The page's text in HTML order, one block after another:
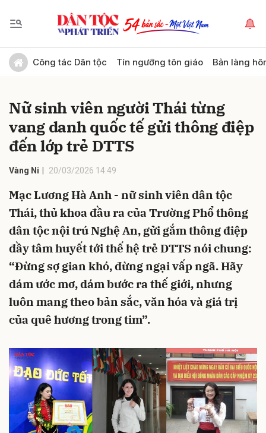
Công tác Dân tộc Tín ngưỡng tôn giáo Bản làng
Nữ sinh viên người Thái từng
vang danh quốc tế gửi thông điệp
đến lớp trẻ DTTS
Vàng Ni 20/03/2026 14:49
Mạc Lương Hà Anh - nữ sinh viên dân tộc
Thái, thủ khoa đầu ra của Trường Phổ thông
dân tộc nội trú Nghệ An, gửi gắm thông điệp
đầy tâm huyết tới thế hệ trẻ DTTS nói chung:
“Đừng sợ gian khó, đừng ngại vấp ngã. Hãy
dám ước mơ, dám bước ra thế giới, nhưng
luôn mang theo bản sắc, văn hóa và giá trị
của quê hương trong tim”.
Gửi bình luận